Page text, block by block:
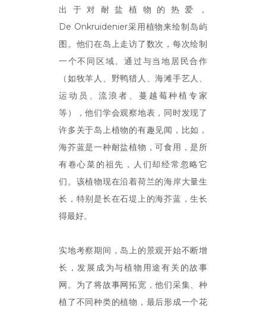
出于对耐盐植物的热爱，
De Onkruidenier采用植物来绘制岛屿
图。他们在岛上走访了数次，每次绘制
一个不同区域。通过与当地居民合作
（如牧羊人、野鸭猎人、海滩手艺人、
运动员、流浪者、蔓越莓种植专家
等），他们学会观察地表，同时发现了
许多关于岛上植物的有趣见闻，比如，
海芥蓝是一种耐盐植物，可食用，是所
有卷心菜的祖先，人们却经常忽略它
们。该植物现在沿着荷兰的海岸大量生
长，特别是长在石堤上的海芥蓝，生长
得最好。
实地考察期间，岛上的景观开始不断增
长，发展成为与植物用途有关的故事
网。为了将故事网拓宽，他们采集、种
植了不同种类的植物，最后形成一个花